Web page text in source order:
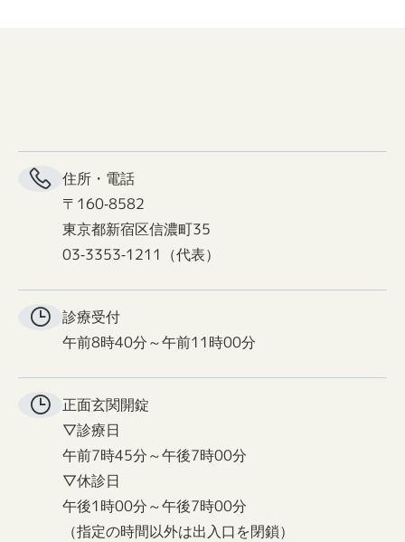
住所・電話
〒160-8582
東京都新宿区信濃町35
03-3353-1211（代表）
診療受付
午前8時40分～午前11時00分
正面玄関開錠
▽診療日
午前7時45分～午後7時00分
▽休診日
午後1時00分～午後7時00分
（指定の時間以外は出入口を閉鎖）